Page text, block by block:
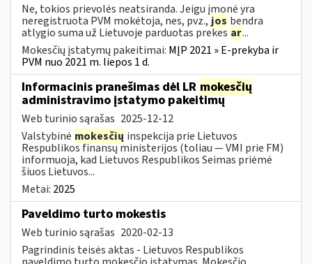
Ne, tokios prievolės neatsiranda. Jeigu įmonė yra
neregistruota PVM mokėtoja, nes, pvz., jos bendra
atlygio suma už Lietuvoje parduotas prekes ar...
Mokesčių įstatymų pakeitimai: MĮP 2021 » E-prekyba ir
PVM nuo 2021 m. liepos 1 d.
Informacinis pranešimas dėl LR mokesčių
administravimo įstatymo pakeitimų
Web turinio sąrašas 2025-12-12
Valstybinė mokesčių inspekcija prie Lietuvos
Respublikos finansų ministerijos (toliau — VMI prie FM)
informuoja, kad Lietuvos Respublikos Seimas priėmė
šiuos Lietuvos...
Metai: 2025
Paveldimo turto mokestis
Web turinio sąrašas 2020-02-13
Pagrindinis teisės aktas - Lietuvos Respublikos